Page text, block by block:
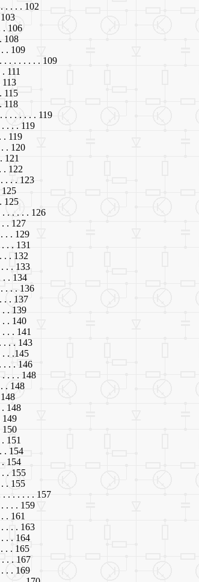
. . . . 102
. 106
108
. 109
. . . . . . . . 109
111
113
115
118
. . . . . . . 119
. . . 119
. 119
. 120
121
. 122
. . . 123
125
125
. . . . . . 126
. 127
. . 129
. . 131
. . 132
. . 133
. . 134
. . . 136
. . 137
. . 139
. . 140
. . 141
. . . 143
. . .145
. . . 146
. . . . 148
. 148
148
149
150
151
. 154
. 154
. 155
. 155
. . . . . . . 157
. . . 159
. 161
. . . 163
. . 164
. . 165
. . 167
. . 169